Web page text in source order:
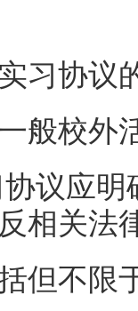
协议
校外
应明
反相关
但不限